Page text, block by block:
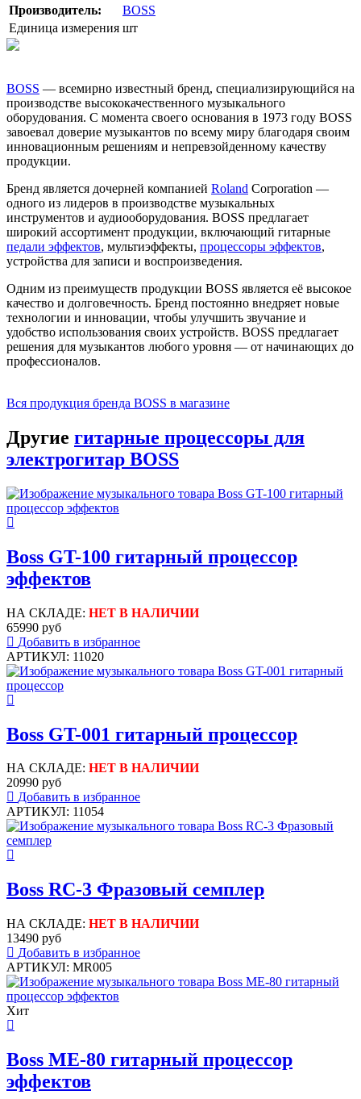
Производитель:
BOSS
Единица измерения шт
BOSS — всемирно известный бренд, специализирующийся на
производстве высококачественного музыкального
оборудования. С момента своего основания в 1973 году BOSS
завоевал доверие музыкантов по всему миру благодаря своим
инновационным решениям и непревзойденному качеству
продукции.
Бренд является дочерней компанией Roland Corporation —
одного из лидеров в производстве музыкальных
инструментов и аудиооборудования. BOSS предлагает
широкий ассортимент продукции, включающий гитарные
педали эффектов, мультиэффекты, процессоры эффектов,
устройства для записи и воспроизведения.
Одним из преимуществ продукции BOSS является её высокое
качество и долговечность. Бренд постоянно внедряет новые
технологии и инновации, чтобы улучшить звучание и
удобство использования своих устройств. BOSS предлагает
решения для музыкантов любого уровня — от начинающих до
профессионалов.
Вся продукция бренда BOSS в магазине
Другие гитарные процессоры для
электрогитар BOSS
Boss GT-100 гитарный процессор
эффектов
НА СКЛАДЕ: НЕТ В НАЛИЧИИ
65990 руб
Добавить в избранное
АРТИКУЛ: 11020
Boss GT-001 гитарный процессор
НА СКЛАДЕ: НЕТ В НАЛИЧИИ
20990 руб
Добавить в избранное
АРТИКУЛ: 11054
Boss RC-3 Фразовый семплер
НА СКЛАДЕ: НЕТ В НАЛИЧИИ
13490 руб
Добавить в избранное
АРТИКУЛ: MR005
Хит
Boss ME-80 гитарный процессор
эффектов